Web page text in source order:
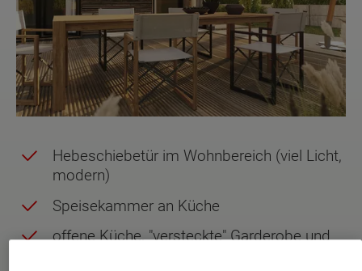
Hebeschiebetür im Wohnbereich (viel Licht,
modern)
Speisekammer an Küche
offene Küche, "versteckte" Garderobe und